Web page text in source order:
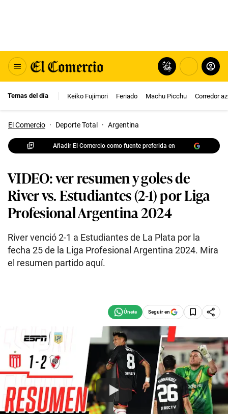
Temas del día Keiko Fujimori Feriado Machu Picchu Corredor
El Comercio · Deporte Total · Argentina
Añadir El Comercio como fuente preferida en
VIDEO: ver resumen y goles de
River vs. Estudiantes (2-1) por Liga
Profesional Argentina 2024
River venció 2-1 a Estudiantes de La Plata por la
fecha 25 de la Liga Profesional Argentina 2024. Mira
el resumen partido aquí.
Seguir en